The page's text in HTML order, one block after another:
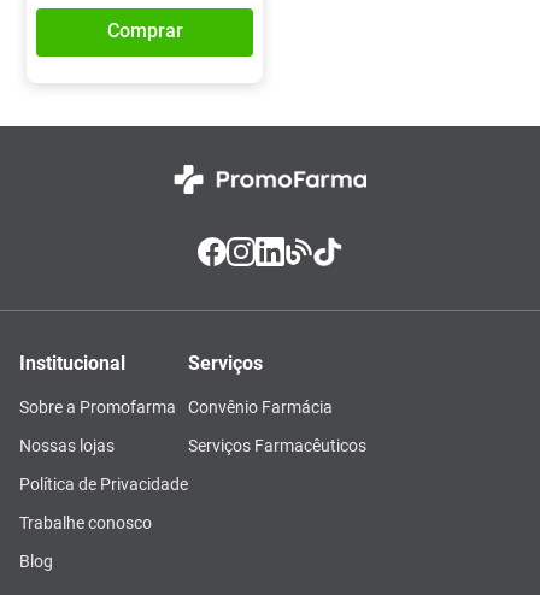
Comprar
Institucional
Sobre a Promofarma
Nossas lojas
Política de Privacidade
Trabalhe conosco
Blog
Serviços
Convênio Farmácia
Serviços Farmacêuticos